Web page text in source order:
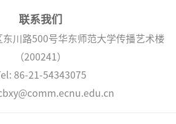
联系我们
川路500号华东师范大学传播艺术楼
（200241）
86-21-54343075